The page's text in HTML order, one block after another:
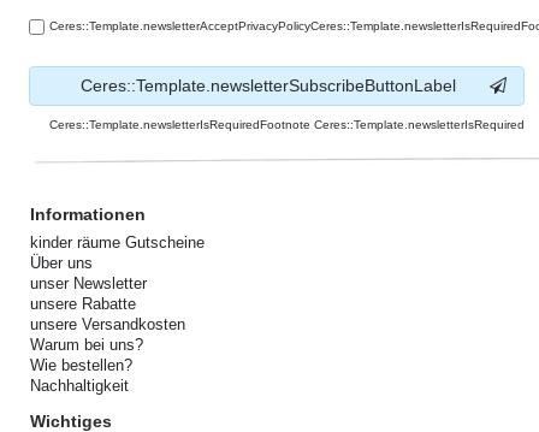
Ceres::Template.newsletterSubscribeButtonLabel
Ceres::Template.newsletterIsRequiredFootnote Ceres::Template.newsletterIsRequired
Informationen
kinder räume Gutscheine
Über uns
unser Newsletter
unsere Rabatte
unsere Versandkosten
Warum bei uns?
Wie bestellen?
Nachhaltigkeit
Wichtiges